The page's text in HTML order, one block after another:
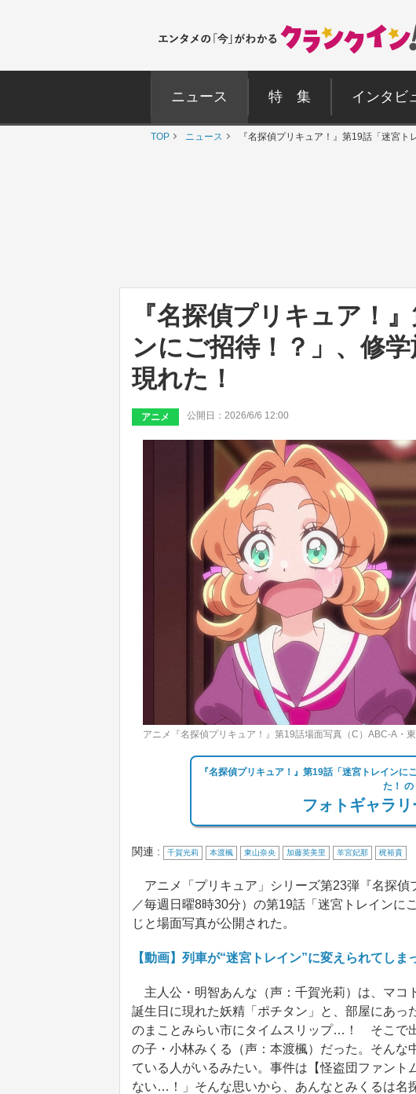
ニュース 特 集 インタビ
TOP ニュース 『名探偵プリキュア！』第19話「迷宮
『名探偵プリキュア！
ンにご招待！？」、修
現れた！
アニメ 公開日：2026/6/6 12:00
アニメ『名探偵プリキュア！』第19話場面写真（C）ABC‐A・
『名探偵プリキュア！』第19話「迷宮トレイン
た！ の
フォトギャラ
関連 : 千賀光莉 本渡楓 東山奈央 加藤英美里 羊宮妃那 梶裕貴
アニメ「プリキュア」シリーズ第23弾『名探偵
／毎週日曜8時30分）の第19話「迷宮トレインに
じと場面写真が公開された。
【動画】列車が“迷宮トレイン”に変えられてし
主人公・明智あんな（声：千賀光莉）は、マコ
誕生日に現れた妖精「ポチタン」と、部屋にあ
のまことみらい市にタイムスリップ…！ そこで
の子・小林みくる（声：本渡楓）だった。そん
ている人がいるみたい。事件は【怪盗団ファン
ない…！」そんな思いから、あんなとみくるは名